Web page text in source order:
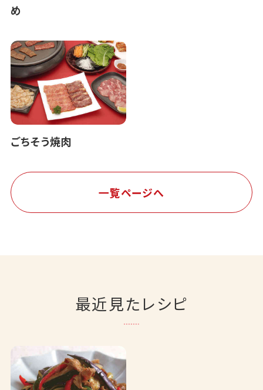
め
ごちそう焼肉
一覧ページへ
最近見たレシピ